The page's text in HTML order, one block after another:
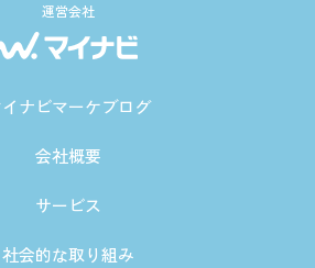
運営会社
ナビマーケブログ
会社概要
サービス
社会的な取り組み